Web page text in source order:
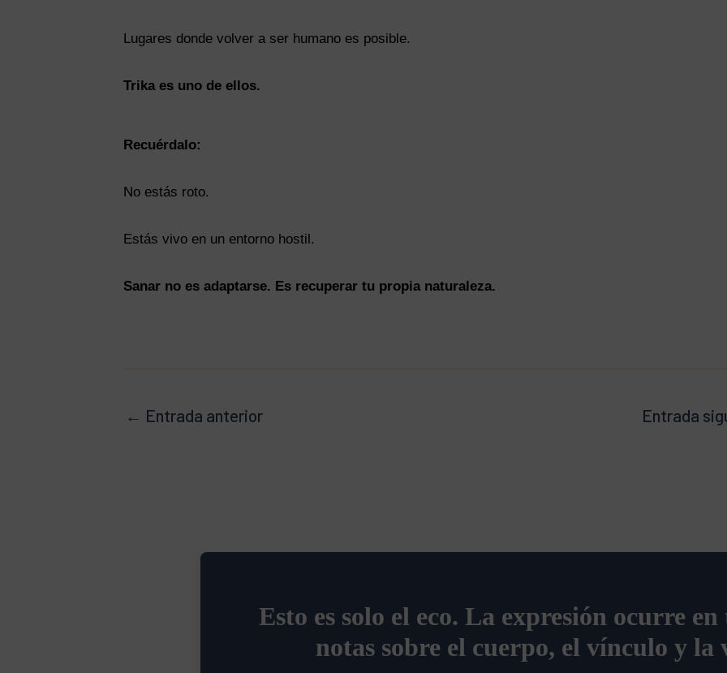
Lugares donde volver a ser humano es posible.
Trika es uno de ellos.
Recuérdalo:
No estás roto.
Estás vivo en un entorno hostil.
Sanar no es adaptarse. Es recuperar tu propia naturaleza.
← Entrada anterior Entrada
Esto es solo el eco. La expresión ocurre
notas sobre el cuerpo, el vínculo y la